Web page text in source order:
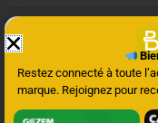
Click moi et
Restez connecté à toute
marque. Rejoignez pour